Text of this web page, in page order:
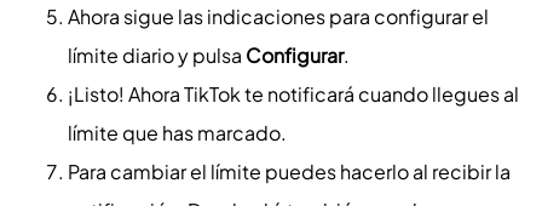
Ahora sigue las indicaciones para configurar el
límite diario y pulsa Configurar.
¡Listo! Ahora TikTok te notificará cuando llegues al
límite que has marcado.
Para cambiar el límite puedes hacerlo al recibir la